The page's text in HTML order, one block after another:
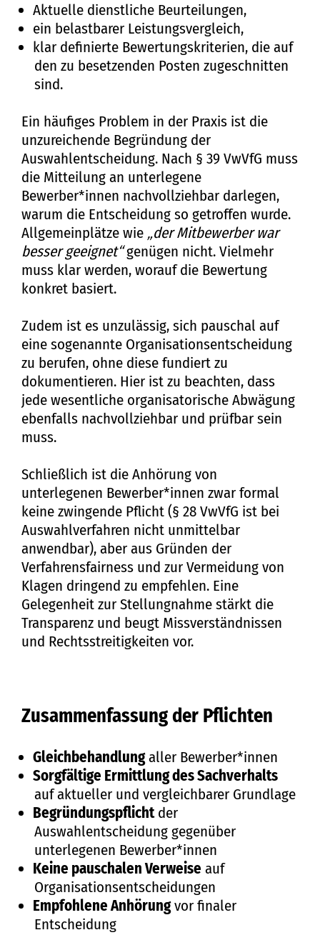
Aktuelle dienstliche Beurteilungen,
ein belastbarer Leistungsvergleich,
klar definierte Bewertungskriterien, die auf
den zu besetzenden Posten zugeschnitten
sind.
Ein häufiges Problem in der Praxis ist die
unzureichende Begründung der
Auswahlentscheidung. Nach § 39 VwVfG muss
die Mitteilung an unterlegene
Bewerber*innen nachvollziehbar darlegen,
warum die Entscheidung so getroffen wurde.
Allgemeinplätze wie „der Mitbewerber war
besser geeignet“genügen nicht. Vielmehr
muss klar werden, worauf die Bewertung
konkret basiert.
Zudem ist es unzulässig, sich pauschal auf
eine sogenannte Organisationsentscheidung
zu berufen, ohne diese fundiert zu
dokumentieren. Hier ist zu beachten, dass
jede wesentliche organisatorische Abwägung
ebenfalls nachvollziehbar und prüfbar sein
muss.
Schließlich ist die Anhörung von
unterlegenen Bewerber*innen zwar formal
keine zwingende Pflicht (§ 28 VwVfG ist bei
Auswahlverfahren nicht unmittelbar
anwendbar), aber aus Gründen der
Verfahrensfairness und zur Vermeidung von
Klagen dringend zu empfehlen. Eine
Gelegenheit zur Stellungnahme stärkt die
Transparenz und beugt Missverständnissen
und Rechtsstreitigkeiten vor.
Zusammenfassung der Pflichten
Gleichbehandlungaller Bewerber*innen
Sorgfältige Ermittlung des Sachverhalts
auf aktueller und vergleichbarer Grundlage
Begründungspflichtder
Auswahlentscheidung gegenüber
unterlegenen Bewerber*innen
Keine pauschalen Verweise auf
Organisationsentscheidungen
Empfohlene Anhörungvor finaler
Entscheidung